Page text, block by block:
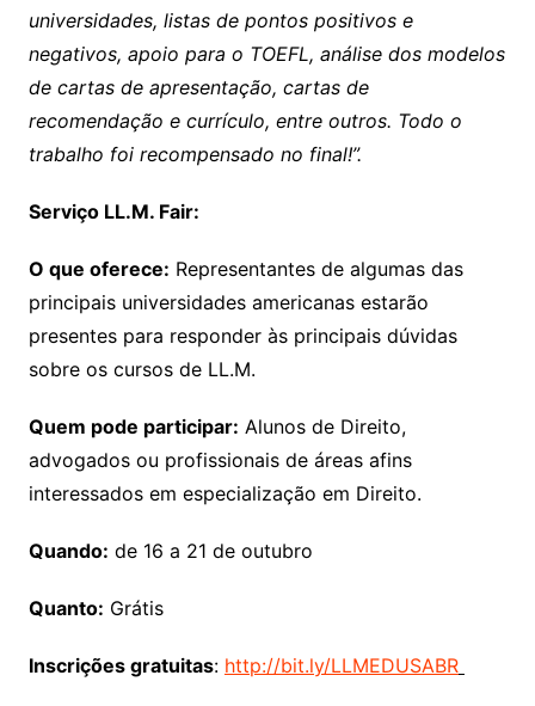
universidades, listas de pontos positivos e
negativos, apoio para o TOEFL, análise dos modelos
de cartas de apresentação, cartas de
recomendação e currículo, entre outros. Todo o
trabalho foi recompensado no final!”.
Serviço LL.M. Fair:
O que oferece: Representantes de algumas das
principais universidades americanas estarão
presentes para responder às principais dúvidas
sobre os cursos de LL.M.
Quem pode participar: Alunos de Direito,
advogados ou profissionais de áreas afins
interessados em especialização em Direito.
Quando: de 16 a 21 de outubro
Quanto: Grátis
Inscrições gratuitas: http://bit.ly/LLMEDUSABR